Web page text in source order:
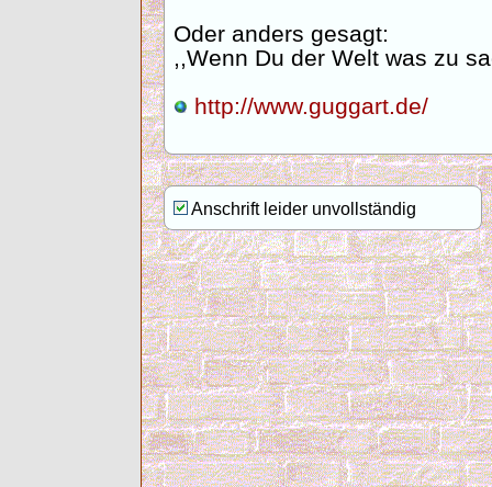
Oder anders gesagt:
,,Wenn Du der Welt was zu
http://www.guggart.de/
Anschrift leider unvollständig